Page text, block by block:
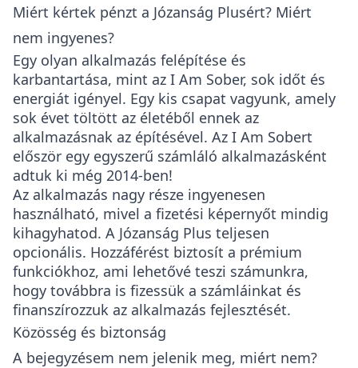
Miért kértek pénzt a Józanság Plusért? Miért
nem ingyenes?
Egy olyan alkalmazás felépítése és
karbantartása, mint az I Am Sober, sok időt és
energiát igényel. Egy kis csapat vagyunk, amely
sok évet töltött az életéből ennek az
alkalmazásnak az építésével. Az I Am Sobert
először egy egyszerű számláló alkalmazásként
adtuk ki még 2014-ben!
Az alkalmazás nagy része ingyenesen
használható, mivel a fizetési képernyőt mindig
kihagyhatod. A Józanság Plus teljesen
opcionális. Hozzáférést biztosít a prémium
funkciókhoz, ami lehetővé teszi számunkra,
hogy továbbra is fizessük a számláinkat és
finanszírozzuk az alkalmazás fejlesztését.
Közösség és biztonság
A bejegyzésem nem jelenik meg, miért nem?